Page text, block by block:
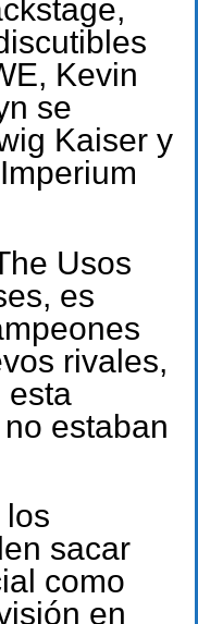
Kevin
se
Kaiser y
Usos
es
rivales,
esta
estaban
los
sacar
como
en